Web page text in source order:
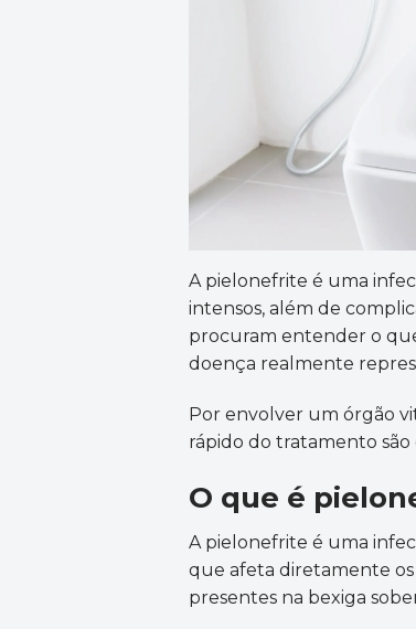
A pielonefrite é uma
intensos, além de
procuram entender o
doença realmente
Por envolver um órgão
rápido do tratamento são
O que é
A pielonefrite é uma
que afeta diretamente os
presentes na bexiga